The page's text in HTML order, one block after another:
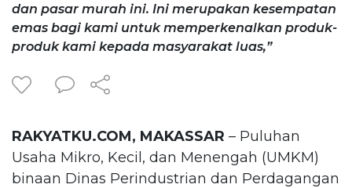
dan pasar murah ini. Ini merupakan kesempatan
emas bagi kami untuk memperkenalkan produk-
produk kami kepada masyarakat luas,”
RAKYATKU.COM, MAKASSAR – Puluhan
Usaha Mikro, Kecil, dan Menengah (UMKM)
binaan Dinas Perindustrian dan Perdagangan